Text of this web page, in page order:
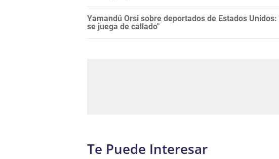
Yamandú Orsi sobre deportados de Estados
se juega de callado"
Te Puede Interesar